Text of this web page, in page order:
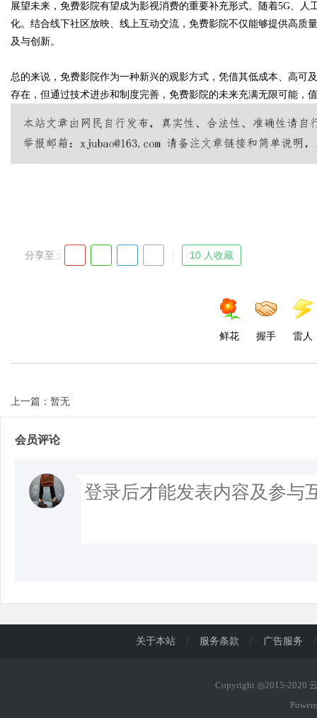
d
展望未来，免费影院有望成为影视消费的重要补充形式。随着5G、
化。结合线下社区放映、线上互动交流，免费影院不仅能够提供高质
及与创新。
总的来说，免费影院作为一种新兴的观影方式，凭借其低成本、高可
存在，但通过技术进步和制度完善，免费影院的未来充满无限可能，
分享至 : 10 人收藏
鲜花 握手 雷人
上一篇：暂无
会员评论
关于本站 / 服务条款 / 广告服务 /
Copyright ◎2015-2020